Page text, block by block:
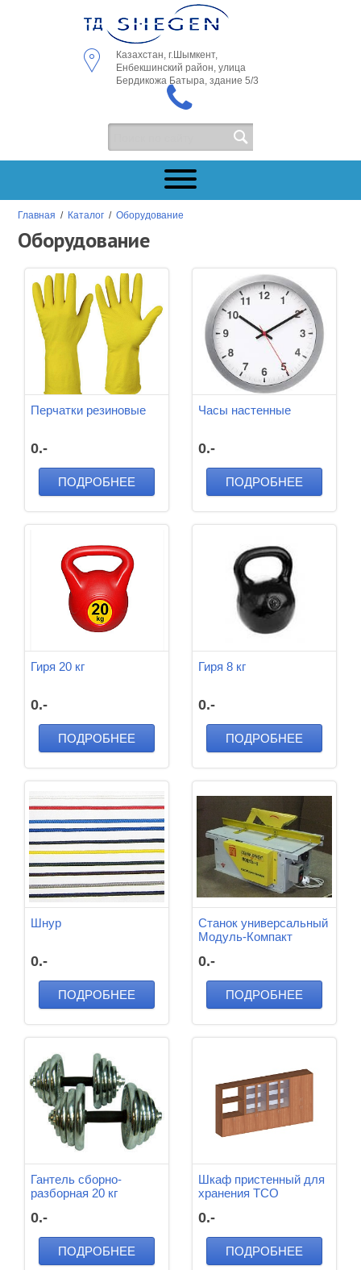
Казахстан, г.Шымкент,
Енбекшинский район, улица
Бердикожа Батыра, здание 5/3
Главная / Каталог /Оборудование
Оборудование
Перчатки резиновые
0.-
ПОДРОБНЕЕ
Часы настенные
0.-
ПОДРОБНЕЕ
Гиря 20 кг
0.-
ПОДРОБНЕЕ
Гиря 8 кг
0.-
ПОДРОБНЕЕ
Шнур
0.-
ПОДРОБНЕЕ
Станок универсальный
Модуль-Компакт
0.-
ПОДРОБНЕЕ
Гантель сборно-
разборная 20 кг
0.-
ПОДРОБНЕЕ
Шкаф пристенный для
хранения ТСО
0.-
ПОДРОБНЕЕ